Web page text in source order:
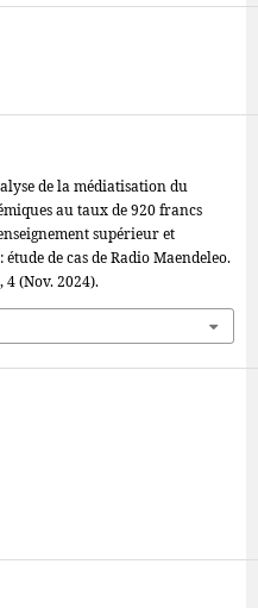
de la médiatisation du
au taux de 920 francs
supérieur et
de cas de Radio Maendeleo.
4 (Nov. 2024).